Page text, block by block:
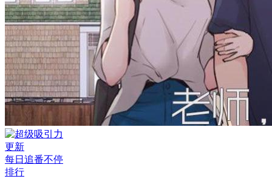
更新
每日追番不停
排行